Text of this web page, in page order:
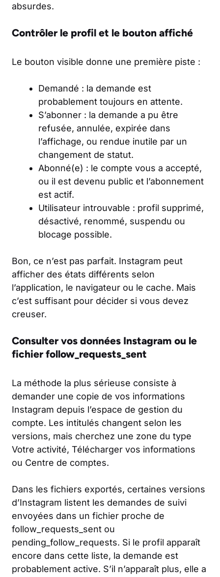
absurdes.
Contrôler le profil et le bouton affiché
Le bouton visible donne une première piste :
Demandé : la demande est
probablement toujours en attente.
S’abonner : la demande a pu être
refusée, annulée, expirée dans
l’affichage, ou rendue inutile par un
changement de statut.
Abonné(e) : le compte vous a accepté,
ou il est devenu public et l’abonnement
est actif.
Utilisateur introuvable : profil supprimé,
désactivé, renommé, suspendu ou
blocage possible.
Bon, ce n’est pas parfait. Instagram peut
afficher des états différents selon
l’application, le navigateur ou le cache. Mais
c’est suffisant pour décider si vous devez
creuser.
Consulter vos données Instagram ou le
fichier follow_requests_sent
La méthode la plus sérieuse consiste à
demander une copie de vos informations
Instagram depuis l’espace de gestion du
compte. Les intitulés changent selon les
versions, mais cherchez une zone du type
Votre activité, Télécharger vos informations
ou Centre de comptes.
Dans les fichiers exportés, certaines versions
d’Instagram listent les demandes de suivi
envoyées dans un fichier proche de
follow_requests_sent ou
pending_follow_requests. Si le profil apparaît
encore dans cette liste, la demande est
probablement active. S’il n’apparaît plus, elle a